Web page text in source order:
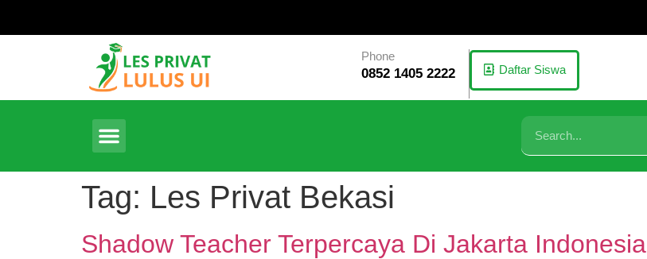
Phone
0852 1405 2222 Daftar Siswa
Tag: Les Privat Bekasi
Shadow Teacher Terpercaya Di Jakarta Indonesia